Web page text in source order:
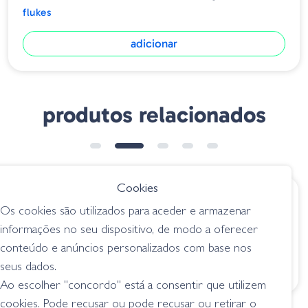
flukes
adicionar
produtos relacionados
€ 13.55
Gary Yamamoto
Hinge Minnow - 973
Electric Shad
flukes
OSP Dolive Stick -
TW127 Sight Special
Cookies
Os cookies são utilizados para aceder e armazenar
informações no seu dispositivo, de modo a oferecer
conteúdo e anúncios personalizados com base nos
seus dados.
Ao escolher "concordo" está a consentir que utilizem
cookies. Pode recusar ou pode recusar ou retirar o